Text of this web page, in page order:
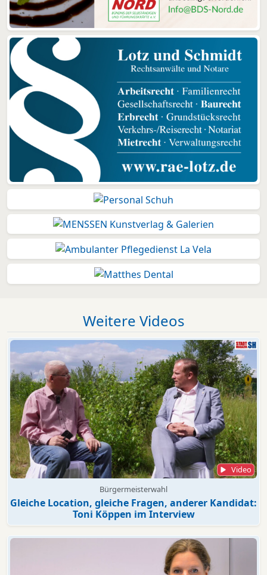
Weitere Videos
Video
Bürgermeisterwahl
Gleiche Location, gleiche Fragen, anderer Kandidat:
Toni Köppen im Interview